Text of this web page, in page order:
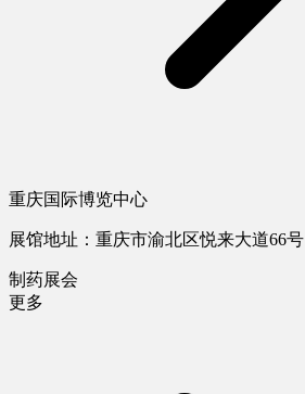
重庆国际博览中心
展馆地址：重庆市渝北区悦来大道66号
制药展会
更多